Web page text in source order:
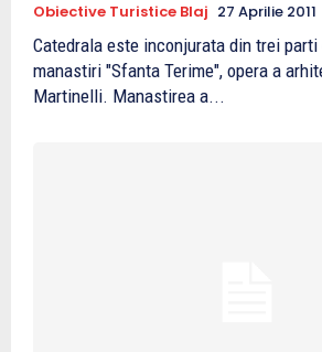
Obiective Turistice Blaj 27 Aprilie 2011
Catedrala este inconjurata din trei
manastiri "Sfanta Terime", opera a
Martinelli. Manastirea a...